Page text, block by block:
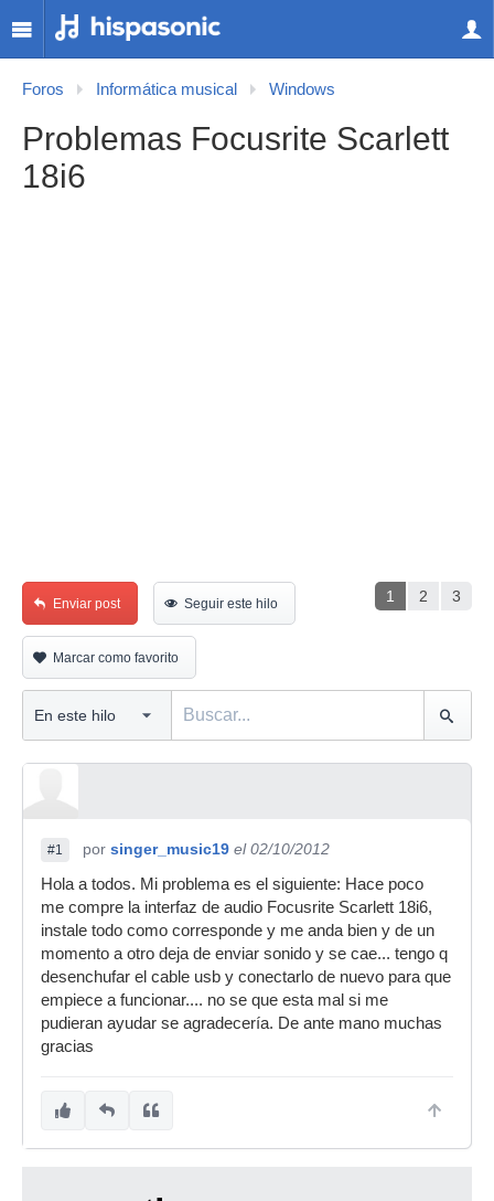
Foros Informática musical Windows
Problemas Focusrite Scarlett
18i6
1 2 3
Enviar post Seguir este hilo
Marcar como favorito
#1 por singer_music19 el 02/10/2012
Hola a todos. Mi problema es el siguiente: Hace poco
me compre la interfaz de audio Focusrite Scarlett 18i6,
instale todo como corresponde y me anda bien y de un
momento a otro deja de enviar sonido y se cae... tengo q
desenchufar el cable usb y conectarlo de nuevo para que
empiece a funcionar.... no se que esta mal si me
pudieran ayudar se agradecería. De ante mano muchas
gracias